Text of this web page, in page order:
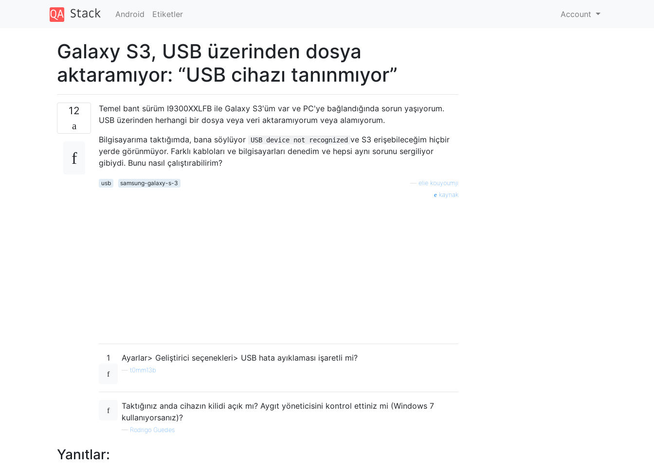
Android Etiketler Account
Galaxy S3, USB üzerinden dosya
aktaramıyor: “USB cihazı tanınmıyor”
12
Temel bant sürüm I9300XXLFB ile Galaxy S3'üm var ve PC'ye bağlandığında sorun yaşıyorum.
USB üzerinden herhangi bir dosya veya veri aktaramıyorum veya alamıyorum.
Bilgisayarıma taktığımda, bana söylüyor
USB device not recognized ve S3 erişebileceğim hiçbir
yerde görünmüyor. Farklı kabloları ve bilgisayarları denedim ve hepsi aynı sorunu sergiliyor
gibiydi. Bunu nasıl çalıştırabilirim?
usb samsung-galaxy-s-3
elie kouyoumji
kaynak
1 Ayarlar> Geliştirici seçenekleri> USB hata ayıklaması işaretli mi?
t0mm13b
Taktığınız anda cihazın kilidi açık mı? Aygıt yöneticisini kontrol ettiniz mi (Windows 7
kullanıyorsanız)?
— Rodrigo Guedes
Yanıtlar: